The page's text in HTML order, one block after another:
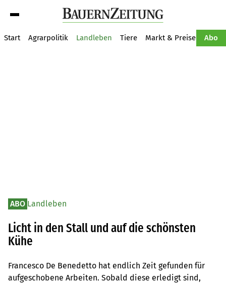
Start Agrarpolitik Landleben Tiere Markt & Preise Abo
ABO Landleben
Licht in den Stall und auf die schönsten
Kühe
Francesco De Benedetto hat endlich Zeit gefunden für
aufgeschobene Arbeiten. Sobald diese erledigt sind,